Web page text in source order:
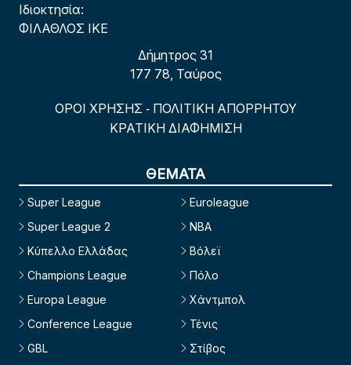
Ιδιοκτησία:
ΦΙΛΑΘΛΟΣ ΙΚΕ
Δήμητρος 31
177 78, Ταύρος
ΟΡΟΙ ΧΡΗΣΗΣ - ΠΟΛΙΤΙΚΗ ΑΠΟΡΡΗΤΟΥ
ΚΡΑΤΙΚΗ ΔΙΑΦΗΜΙΣΗ
ΘΕΜΑΤΑ
Super League
Super League 2
Κύπελλο Ελλάδας
Champions League
Europa League
Conference League
GBL
Euroleague
NBA
Βόλεϊ
Πόλο
Χάντμπολ
Τένις
Στίβος